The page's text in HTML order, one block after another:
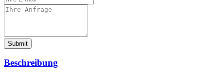
Submit
Beschreibung